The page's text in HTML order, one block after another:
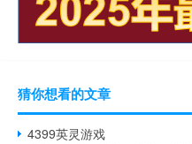
猜你想看的文章
4399英灵游戏